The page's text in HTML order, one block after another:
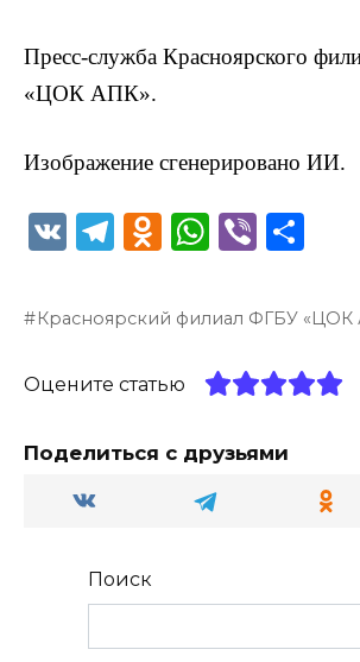
Пресс-служба Красноярского
«ЦОК АПК».
Изображение сгенерировано ИИ.
V
T
e
ra
O
n
kl
ss
ni
W
a
A
p
Vi
er п
а
т
Красноярский филиал ФГБУ «ЦОК
Оцените статью
Поделиться с друзьями
Поиск